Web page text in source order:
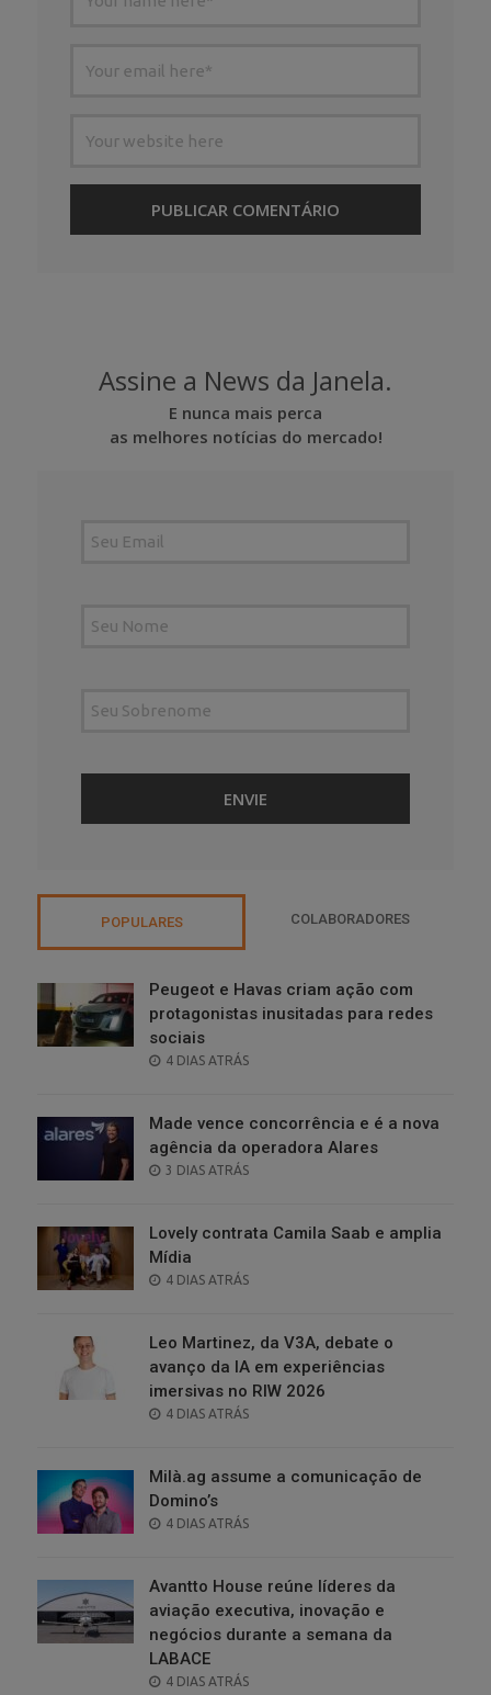
Assine a News da Janela.
E nunca mais perca
as melhores notícias do mercado!
POPULARES COLABORADORES
Peugeot e Havas criam ação com
protagonistas inusitadas para redes
sociais
POSTED
4 DIAS ATRÁS
Made vence concorrência e é a nova
agência da operadora Alares
POSTED
3 DIAS ATRÁS
Lovely contrata Camila Saab e amplia
Mídia
POSTED
4 DIAS ATRÁS
Leo Martinez, da V3A, debate o
avanço da IA em experiências
imersivas no RIW 2026
POSTED
4 DIAS ATRÁS
Milà.ag assume a comunicação de
Domino’s
POSTED
4 DIAS ATRÁS
Avantto House reúne líderes da
aviação executiva, inovação e
negócios durante a semana da
LABACE
POSTED
4 DIAS ATRÁS